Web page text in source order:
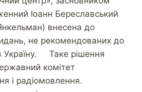
Іоанн Береславський
внесена до
не рекомендованих до
Україну. Таке рішення
комітет
і радіомовлення.